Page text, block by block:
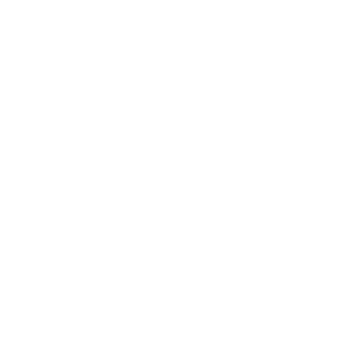
させていただ
了承ください。
き作成されるも
ようお願いしま
です。
ありません。
ず変更すること
1000ppm以下、
下、フタル酸ジブチ
ない年数を意
貨物等」とい
可)を取得する
要な手段を講じ
ムロン制御